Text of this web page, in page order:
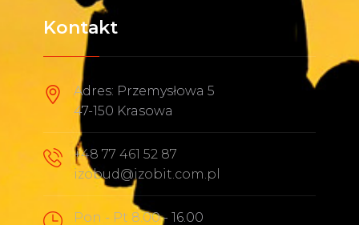
Kontakt
Adres: Przemysłowa 5
47-150 Krasowa
+48 77 461 52 87
izobud@izobit.com.pl
Pon - Pt 8.00 - 16.00